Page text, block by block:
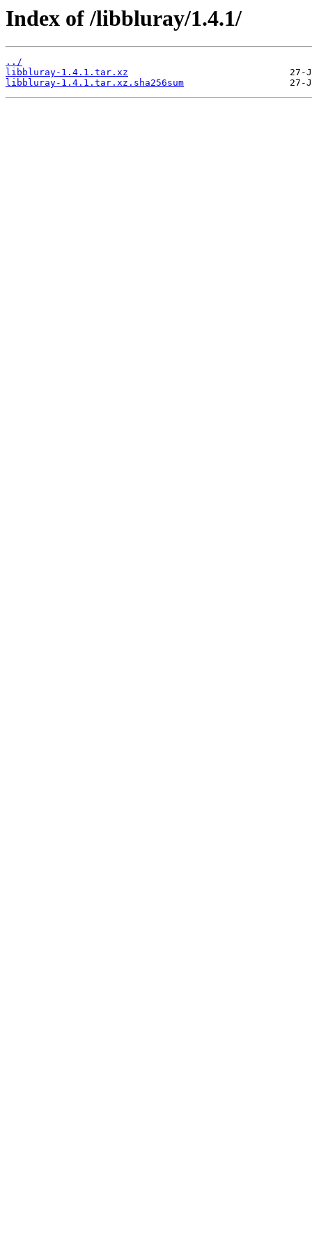
Index of /libbluray/1.4.1/
../
libbluray-1.4.1.tar.xz
libbluray-1.4.1.tar.xz.sha256sum